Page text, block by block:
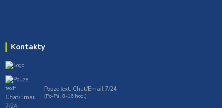
Kontakty
Pouze text: Chat/Email 7/24
(Po-Pá, 8-16 hod.)